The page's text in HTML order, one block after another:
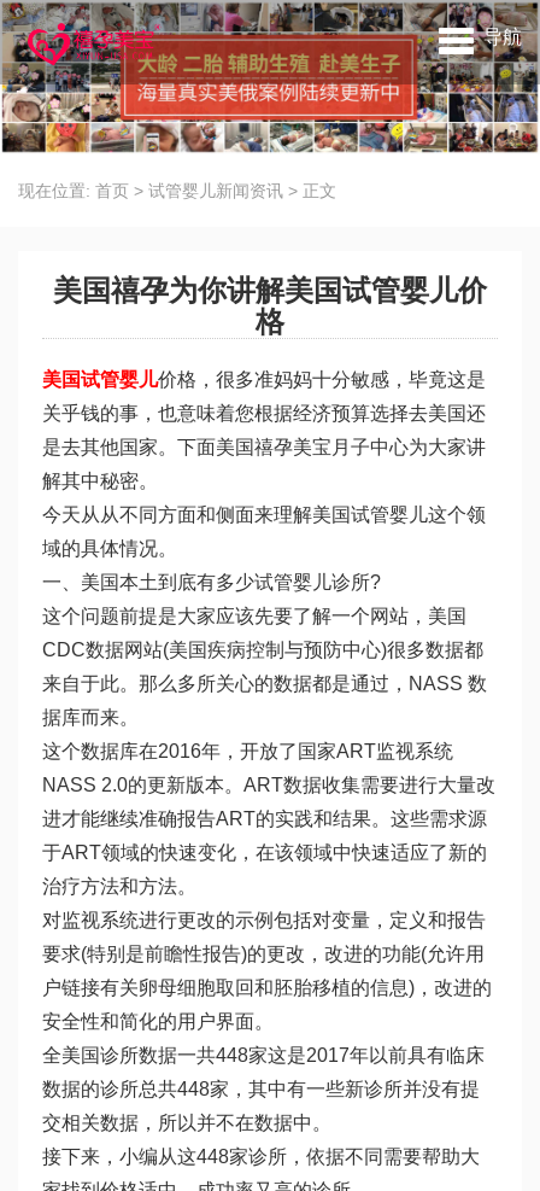
导航
现在位置: 首页 > 试管婴儿新闻资讯 > 正文
美国禧孕为你讲解美国试管婴儿价
格
美国试管婴儿价格，很多准妈妈十分敏感，毕竟这是
关乎钱的事，也意味着您根据经济预算选择去美国还
是去其他国家。下面美国禧孕美宝月子中心为大家讲
解其中秘密。
今天从从不同方面和侧面来理解美国试管婴儿这个领
域的具体情况。
一、美国本土到底有多少试管婴儿诊所?
这个问题前提是大家应该先要了解一个网站，美国
CDC数据网站(美国疾病控制与预防中心)很多数据都
来自于此。那么多所关心的数据都是通过，NASS 数
据库而来。
这个数据库在2016年，开放了国家ART监视系统
NASS 2.0的更新版本。ART数据收集需要进行大量改
进才能继续准确报告ART的实践和结果。这些需求源
于ART领域的快速变化，在该领域中快速适应了新的
治疗方法和方法。
对监视系统进行更改的示例包括对变量，定义和报告
要求(特别是前瞻性报告)的更改，改进的功能(允许用
户链接有关卵母细胞取回和胚胎移植的信息)，改进的
安全性和简化的用户界面。
全美国诊所数据一共448家这是2017年以前具有临床
数据的诊所总共448家，其中有一些新诊所并没有提
交相关数据，所以并不在数据中。
接下来，小编从这448家诊所，依据不同需要帮助大